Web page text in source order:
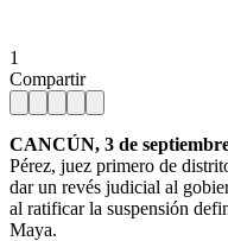
1
Compartir
CANCÚN, 3 de
Pérez, juez primero de
dar un revés judicial al
al ratificar la suspensión
Maya.